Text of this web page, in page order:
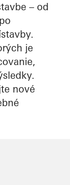
– od
je
nové